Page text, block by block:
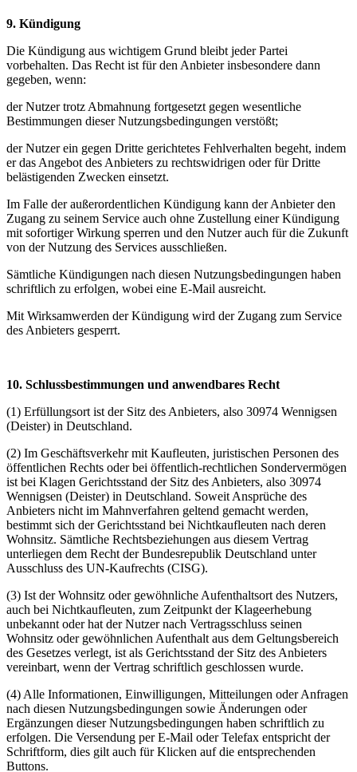
9. Kündigung
Die Kündigung aus wichtigem Grund bleibt jeder Partei
vorbehalten. Das Recht ist für den Anbieter insbesondere dann
gegeben, wenn:
der Nutzer trotz Abmahnung fortgesetzt gegen wesentliche
Bestimmungen dieser Nutzungsbedingungen verstößt;
der Nutzer ein gegen Dritte gerichtetes Fehlverhalten begeht, indem
er das Angebot des Anbieters zu rechtswidrigen oder für Dritte
belästigenden Zwecken einsetzt.
Im Falle der außerordentlichen Kündigung kann der Anbieter den
Zugang zu seinem Service auch ohne Zustellung einer Kündigung
mit sofortiger Wirkung sperren und den Nutzer auch für die Zukunft
von der Nutzung des Services ausschließen.
Sämtliche Kündigungen nach diesen Nutzungsbedingungen haben
schriftlich zu erfolgen, wobei eine E-Mail ausreicht.
Mit Wirksamwerden der Kündigung wird der Zugang zum Service
des Anbieters gesperrt.
10. Schlussbestimmungen und anwendbares Recht
(1) Erfüllungsort ist der Sitz des Anbieters, also 30974 Wennigsen
(Deister) in Deutschland.
(2) Im Geschäftsverkehr mit Kaufleuten, juristischen Personen des
öffentlichen Rechts oder bei öffentlich-rechtlichen Sondervermögen
ist bei Klagen Gerichtsstand der Sitz des Anbieters, also 30974
Wennigsen (Deister) in Deutschland. Soweit Ansprüche des
Anbieters nicht im Mahnverfahren geltend gemacht werden,
bestimmt sich der Gerichtsstand bei Nichtkaufleuten nach deren
Wohnsitz. Sämtliche Rechtsbeziehungen aus diesem Vertrag
unterliegen dem Recht der Bundesrepublik Deutschland unter
Ausschluss des UN-Kaufrechts (CISG).
(3) Ist der Wohnsitz oder gewöhnliche Aufenthaltsort des Nutzers,
auch bei Nichtkaufleuten, zum Zeitpunkt der Klageerhebung
unbekannt oder hat der Nutzer nach Vertragsschluss seinen
Wohnsitz oder gewöhnlichen Aufenthalt aus dem Geltungsbereich
des Gesetzes verlegt, ist als Gerichtsstand der Sitz des Anbieters
vereinbart, wenn der Vertrag schriftlich geschlossen wurde.
(4) Alle Informationen, Einwilligungen, Mitteilungen oder Anfragen
nach diesen Nutzungsbedingungen sowie Änderungen oder
Ergänzungen dieser Nutzungsbedingungen haben schriftlich zu
erfolgen. Die Versendung per E-Mail oder Telefax entspricht der
Schriftform, dies gilt auch für Klicken auf die entsprechenden
Buttons.